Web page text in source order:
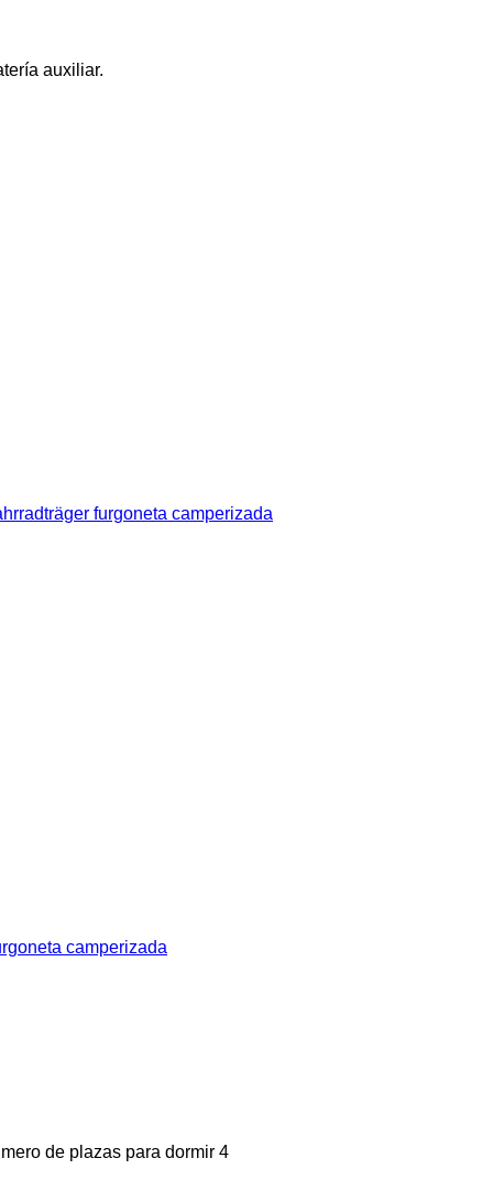
auxiliar.
furgoneta camperizada
camperizada
de plazas para dormir 4